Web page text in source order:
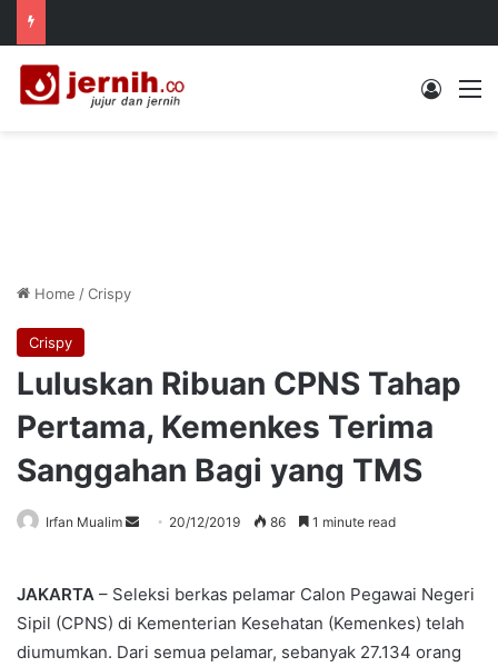
Log In
Home /Crispy
Crispy
Luluskan Ribuan CPNS Tahap
Pertama, Kemenkes Terima
Sanggahan Bagi yang TMS
Irfan Mualim
Send 20/12/2019 86 1 minute read
JAKARTA – Seleksi berkas pelamar Calon Pegawai Negeri
Sipil (CPNS) di Kementerian Kesehatan (Kemenkes) telah
diumumkan. Dari semua pelamar, sebanyak 27.134 orang